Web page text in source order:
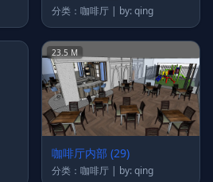
分类：咖啡厅 | by: qing
23.5 M
咖啡厅内部 (29)
分类：咖啡厅 | by: qing